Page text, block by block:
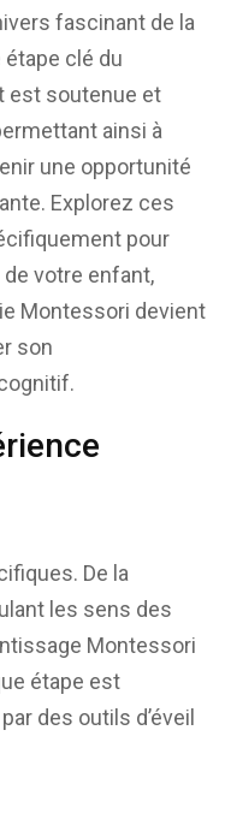
fascinant de la
clé du
est soutenue et
ainsi à
une opportunité
Explorez ces
pour
votre enfant,
Montessori devient
son
De la
les sens des
Montessori
étape est
des outils d’éveil